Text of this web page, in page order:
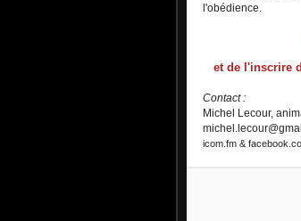
l'obédience.
et de l'inscrire
Contact :
Michel Lecour,
icom.fm &